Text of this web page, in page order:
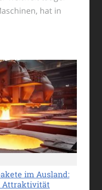
hat in
im Ausland:
Attraktivität